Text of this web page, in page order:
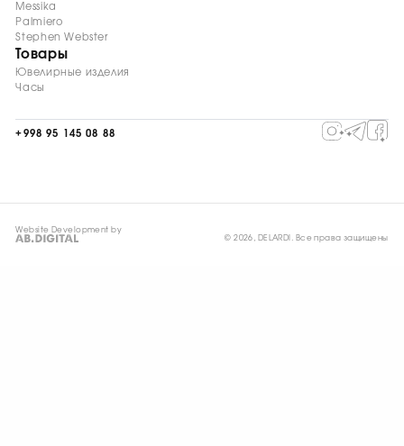
Messika
Palmiero
Stephen Webster
Товары
Ювелирные изделия
Часы
+998 95 145 08 88
Website Development by
© 2026, DELARDI. Все права защищены